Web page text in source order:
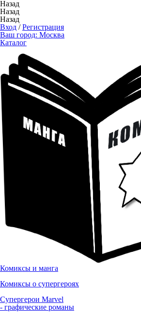
Назад
Назад
Назад
Вход /Регистрация
Ваш город: Москва
Каталог
Комиксы и манга
Комиксы о супергероях
Супергерои Marvel
- графические романы